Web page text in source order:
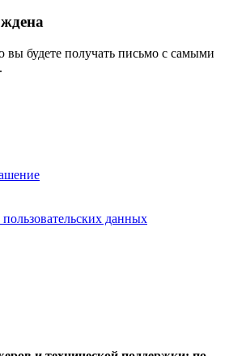
вы будете получать письмо с самыми
данных